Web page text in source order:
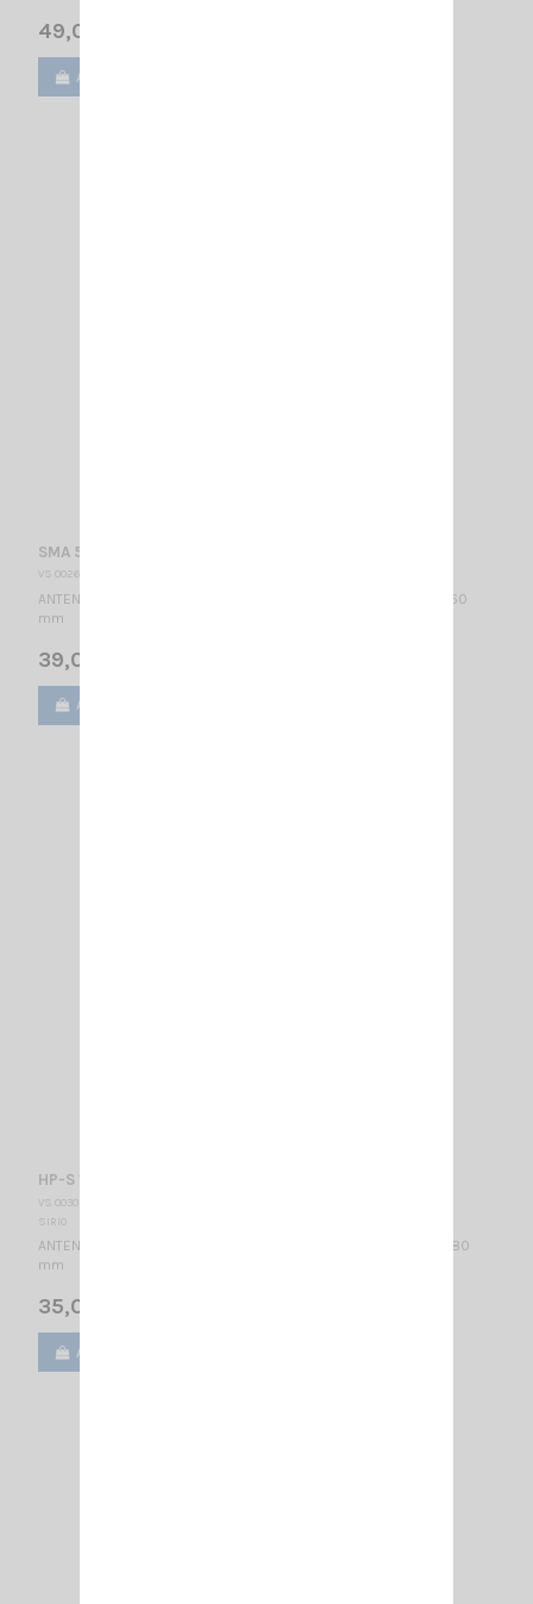
49,00 €
Ajouter au panier
SMA 55-550 SL + FME SIRIO
VS 002635
ANTENNE MOBILE 55…550 MHz réglable / Montage SL / 1/4λ / 1360
mm
39,00 €
Ajouter au panier
HP-S 136-174 SIRIO
VS 003095
SIRIO
ANTENNE MOBILE 136…174 MHz réglable / Montage PL / 5/8λ / 1480
mm
35,00 €
Ajouter au panier